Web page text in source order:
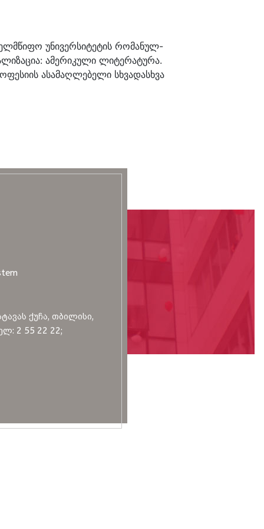
უნივერსიტეტის რომანულ-
ამერიკული ლიტერატურა.
ასამაღლებელი სხვადასხვა
ქუჩა, თბილისი,
2 55 22 22;